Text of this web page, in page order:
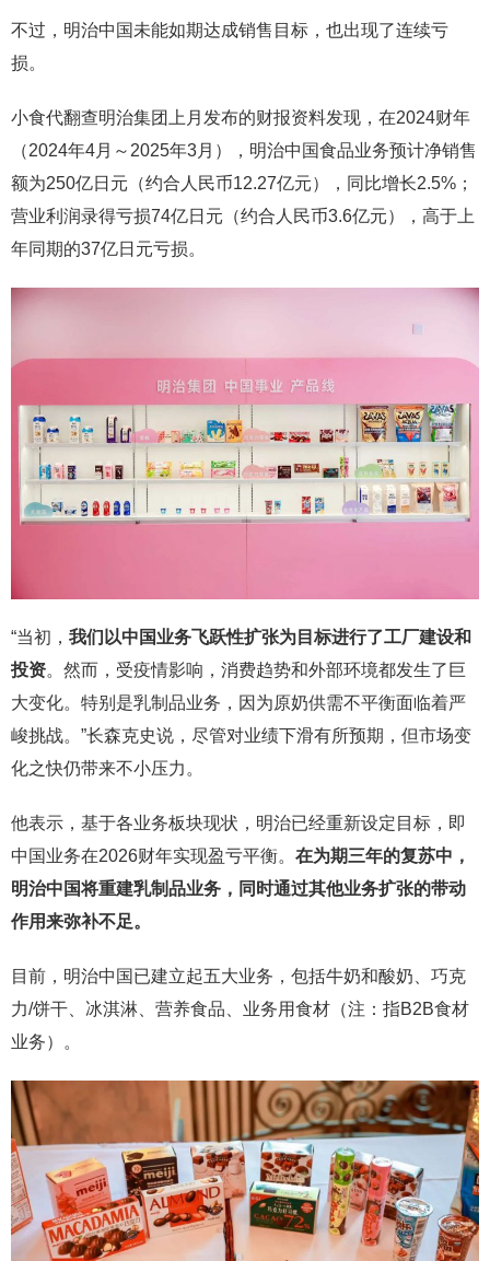
不过，明治中国未能如期达成销售目标，也出现了连续亏
损。
小食代翻查明治集团上月发布的财报资料发现，在2024财年
（2024年4月～2025年3月），明治中国食品业务预计净销售
额为250亿日元（约合人民币12.27亿元），同比增长2.5%；
营业利润录得亏损74亿日元（约合人民币3.6亿元），高于上
年同期的37亿日元亏损。
“当初， 我们以中国业务飞跃性扩张为目标进行了工厂建设和
投资。然而，受疫情影响，消费趋势和外部环境都发生了巨
大变化。特别是乳制品业务，因为原奶供需不平衡面临着严
峻挑战。”长森克史说，尽管对业绩下滑有所预期，但市场变
化之快仍带来不小压力。
他表示，基于各业务板块现状，明治已经重新设定目标，即
中国业务在2026财年实现盈亏平衡。 在为期三年的复苏中，
明治中国将重建乳制品业务，同时通过其他业务扩张的带动
作用来弥补不足。
目前，明治中国已建立起五大业务，包括牛奶和酸奶、巧克
力/饼干、冰淇淋、营养食品、业务用食材（注：指B2B食材
业务）。